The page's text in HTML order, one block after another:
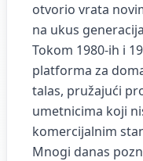
otvorio vrata
na ukus
Tokom 1980-ih i
platforma za
talas, pružajući
umetnicima koji
komercijalnim
Mnogi danas